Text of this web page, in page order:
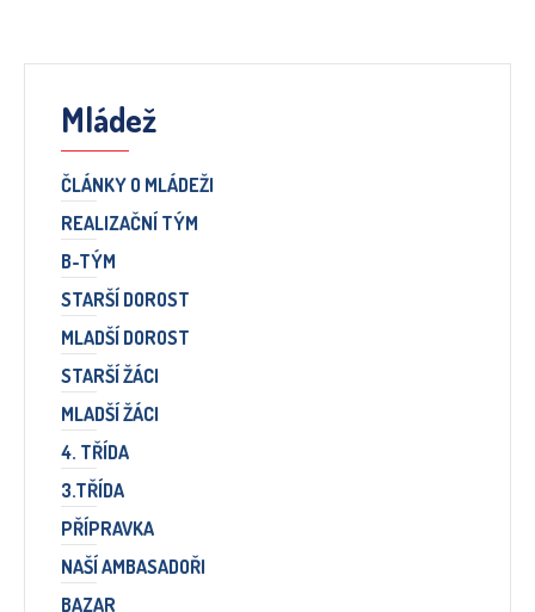
Mládež
ČLÁNKY O MLÁDEŽI
REALIZAČNÍ TÝM
B-TÝM
STARŠÍ DOROST
MLADŠÍ DOROST
STARŠÍ ŽÁCI
MLADŠÍ ŽÁCI
4. TŘÍDA
3.TŘÍDA
PŘÍPRAVKA
NAŠÍ AMBASADOŘI
BAZAR